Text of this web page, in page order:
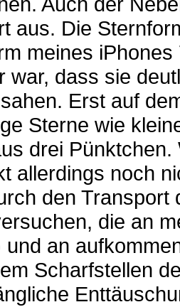
aus. Die
meines
war, dass sie
Erst auf
Sterne wie
drei
allerdings noch
den Transport
die an
an
Scharfstellen